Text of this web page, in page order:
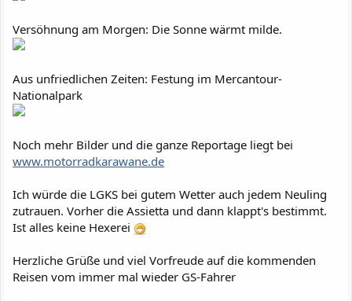
Versöhnung am Morgen: Die Sonne wärmt milde.
Aus unfriedlichen Zeiten: Festung im Mercantour-
Nationalpark
Noch mehr Bilder und die ganze Reportage liegt bei
www.motorradkarawane.de
Ich würde die LGKS bei gutem Wetter auch jedem Neuling
zutrauen. Vorher die Assietta und dann klappt's bestimmt.
Ist alles keine Hexerei
Herzliche Grüße und viel Vorfreude auf die kommenden
Reisen vom immer mal wieder GS-Fahrer